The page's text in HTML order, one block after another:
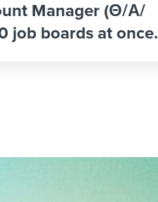
Manager (Θ/Α/
job boards at once.